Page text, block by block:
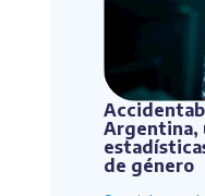
Argentina,
de género